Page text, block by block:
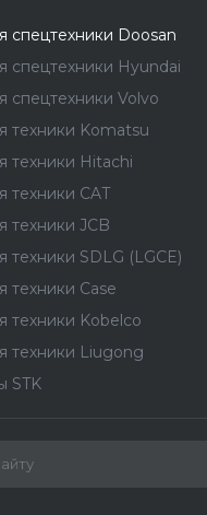
спецтехники Doosan
спецтехники Hyundai
спецтехники Volvo
техники Komatsu
техники Hitachi
техники CAT
техники JCB
техники SDLG (LGCE)
техники Case
техники Kobelco
техники Liugong
STK